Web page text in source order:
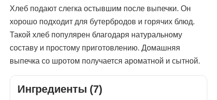
Хлеб подают слегка остывшим после выпечки. Он
хорошо подходит для бутербродов и горячих блюд.
Такой хлеб популярен благодаря натуральному
составу и простому приготовлению. Домашняя
выпечка со шротом получается ароматной и сытной.
Ингредиенты (7)